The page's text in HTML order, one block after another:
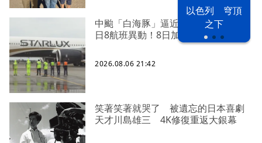
以色列 穹頂
之下
中颱「白海豚」逼近北台灣 星宇台
日8航班異動！8日加開疏運
2026.08.06 21:42
笑著笑著就哭了 被遺忘的日本喜劇
天才川島雄三 4K修復重返大銀幕